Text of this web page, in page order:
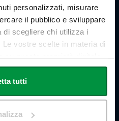
personalizzati, misurare
il pubblico e sviluppare
di scegliere chi utilizza i
vostre scelte in materia di
scelte. È possibile
consenso in qualsiasi
sui cookie o facendo clic
tutti
University
di San Pio V, 44
- Italia
siamo